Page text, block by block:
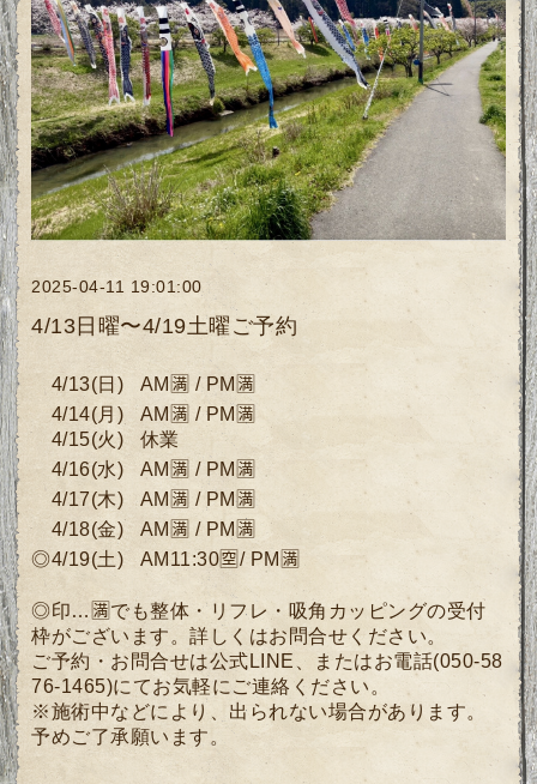
2025-04-11 19:01:00
4/13日曜〜4/19土曜ご予約
4/13(日 ) AM🈵 / PM🈵
4/14(月 )AM🈵 / PM🈵
4/15(火) 休業
4/16(水) AM🈵 / PM🈵
4/17(木) AM🈵 / PM🈵
4/18(金) AM🈵 / PM🈵
◎4/19(土) AM11:30🈳/ PM🈵
◎印…🈵でも整体・リフレ・吸角カッピングの受付
枠がございます。詳しくはお問合せください。
ご予約・お問合せは公式LINE、またはお電話(050-58
76-1465)にてお気軽にご連絡ください。
※施術中などにより、出られない場合があります。
予めご了承願います。